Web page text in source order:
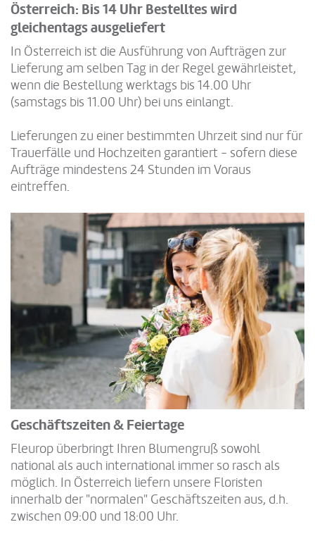
Österreich: Bis 14 Uhr Bestelltes wird
gleichentags ausgeliefert
In Österreich ist die Ausführung von Aufträgen zur
Lieferung am selben Tag in der Regel gewährleistet,
wenn die Bestellung werktags bis 14.00 Uhr
(samstags bis 11.00 Uhr) bei uns einlangt.
Lieferungen zu einer bestimmten Uhrzeit sind nur für
Trauerfälle und Hochzeiten garantiert - sofern diese
Aufträge mindestens 24 Stunden im Voraus
eintreffen.
Geschäftszeiten & Feiertage
Fleurop überbringt Ihren Blumengruß sowohl
national als auch international immer so rasch als
möglich. In Österreich liefern unsere Floristen
innerhalb der "normalen" Geschäftszeiten aus, d.h.
zwischen 09:00 und 18:00 Uhr.